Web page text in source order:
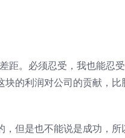
。必须忍受，我也能忍受
的利润对公司的贡献，比
但是也不能说是成功，所